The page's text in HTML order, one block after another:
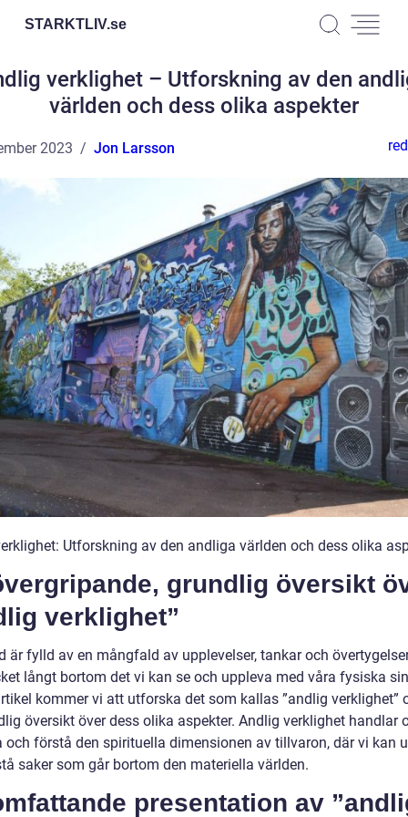
STARKTLIV.se
verklighet – Utforskning av den
världen och dess olika aspekter
2023 Jon Larsson
Utforskning av den andliga världen och dess olika
grundlig översikt
verklighet”
är fylld av en mångfald av upplevelser, tankar och
långt bortom det vi kan se och uppleva med våra fysiska
kommer vi att utforska det som kallas ”andlig verklighet”
översikt över dess olika aspekter. Andlig verklighet handlar
och förstå den spirituella dimensionen av tillvaron, där vi kan
saker som går bortom den materiella världen.
presentation av